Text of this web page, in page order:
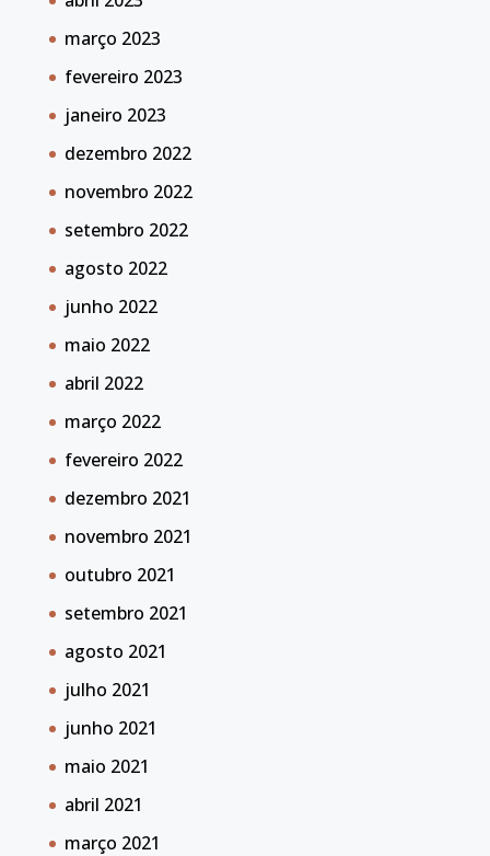
março 2023
fevereiro 2023
janeiro 2023
dezembro 2022
novembro 2022
setembro 2022
agosto 2022
junho 2022
maio 2022
abril 2022
março 2022
fevereiro 2022
dezembro 2021
novembro 2021
outubro 2021
setembro 2021
agosto 2021
julho 2021
junho 2021
maio 2021
abril 2021
março 2021